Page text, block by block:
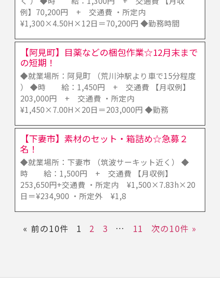
例】70,200円 + 交通費 ・所定内
¥1,300×4.50H×12日＝70,200円 ◆勤務時間
【阿見町】目薬などの梱包作業☆12月末まで
の短期！
◆就業場所：阿見町 （荒川沖駅より車で15分程度
） ◆時 給：1,450円 + 交通費 【月収例】
203,000円 + 交通費 ・所定内
¥1,450×7.00H×20日＝203,000円 ◆勤務
【下妻市】素材のセット・箱詰め☆急募２
名！
◆就業場所：下妻市 （筑波サーキット近く） ◆
時 給：1,500円 + 交通費 【月収例】
253,650円+交通費 ・所定内 ¥1,500×7.83h×20
日＝¥234,900 ・所定外 ¥1,8
« 前の10件 1 2 3 … 11 次の10件 »